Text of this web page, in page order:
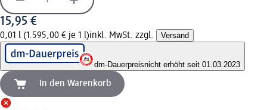
15,95 €
0,01 l (1.595,00 € je 1 l)inkl. MwSt. zzgl. Versand
dm-Dauerpreisnicht erhöht seit 01.03.2023
In den Warenkorb